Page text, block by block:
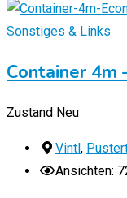
Sonstiges & Links
Container 4m
Zustand Neu
Vintl ,
Ansichten: